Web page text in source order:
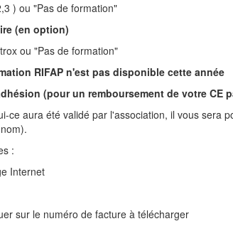
) ou "Pas de formation"
(en option)
ou "Pas de formation"
RIFAP n'est pas disponible cette année
(pour un remboursement de votre CE
ce aura été validé par l'association, il vous
:
Internet
sur le numéro de facture à télécharger